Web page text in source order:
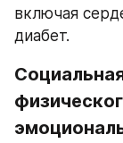
включая
диабет.